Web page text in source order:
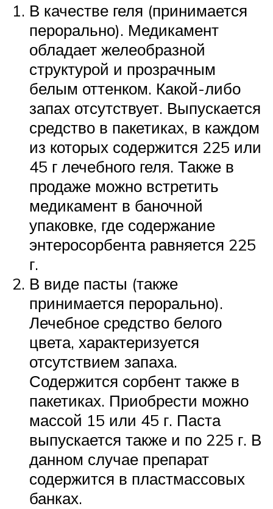
В качестве геля (принимается
перорально). Медикамент
обладает желеобразной
структурой и прозрачным
белым оттенком. Какой-либо
запах отсутствует. Выпускается
средство в пакетиках, в каждом
из которых содержится 225 или
45 г лечебного геля. Также в
продаже можно встретить
медикамент в баночной
упаковке, где содержание
энтеросорбента равняется 225
г.
В виде пасты (также
принимается перорально).
Лечебное средство белого
цвета, характеризуется
отсутствием запаха.
Содержится сорбент также в
пакетиках. Приобрести можно
массой 15 или 45 г. Паста
выпускается также и по 225 г. В
данном случае препарат
содержится в пластмассовых
банках.